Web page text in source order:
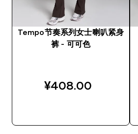
Tempo节奏系列女士喇叭紧身
裤 - 可可色
¥408.00‎